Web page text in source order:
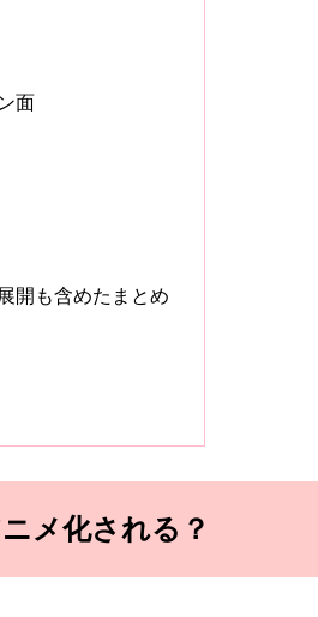
面
開も含めたまとめ
メ化される？